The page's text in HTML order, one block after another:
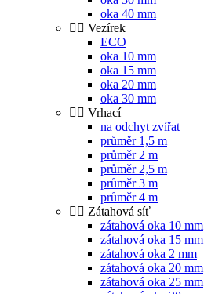
oka 40 mm
Vezírek
ECO
oka 10 mm
oka 15 mm
oka 20 mm
oka 30 mm
Vrhací
na odchyt zvířat
průměr 1,5 m
průměr 2 m
průměr 2,5 m
průměr 3 m
průměr 4 m
Zátahová síť
zátahová oka 10 mm
zátahová oka 15 mm
zátahová oka 2 mm
zátahová oka 20 mm
zátahová oka 25 mm